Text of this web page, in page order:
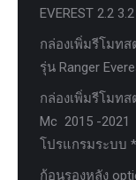
EVEREST 2.2 3.2
กล่องเพิ่มรีโมทส
รุ่น Ranger
กล่องเพิ่มรีโมทส
Mc 2015 -
โปรแกรมระบบ
ก้อนรองหลัง